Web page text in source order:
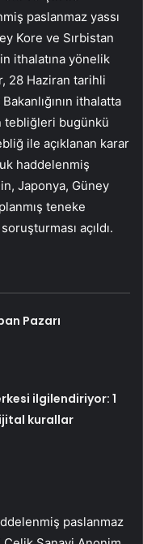
paslanmaz yassı
Kore ve Sırbistan
ithalatına yönelik
28 Haziran tarihli
ithalatta
tebliğleri bugünkü
ile açıklanan karar
haddelenmiş
Japonya, Güney
teneke
açıldı.
Pazarı
ilgilendiriyor: 1
kurallar
paslanmaz